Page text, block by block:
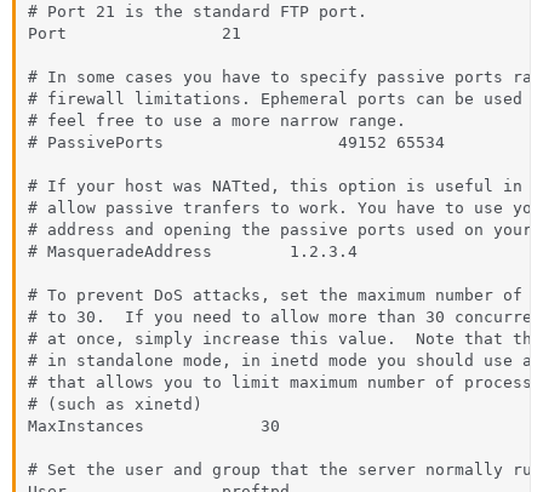
# Port 21 is the standard FTP port.
Port                21
# In some cases you have to specify passive ports
# firewall limitations. Ephemeral ports can be used
# feel free to use a more narrow range.
# PassivePorts                  49152 65534
# If your host was NATted, this option is useful in
# allow passive tranfers to work. You have to use
# address and opening the passive ports used on
# MasqueradeAddress        1.2.3.4
# To prevent DoS attacks, set the maximum number of
# to 30.  If you need to allow more than 30
# at once, simply increase this value.  Note that this
# in standalone mode, in inetd mode you should use
# that allows you to limit maximum number of
# (such as xinetd)
MaxInstances            30
# Set the user and group that the server normally